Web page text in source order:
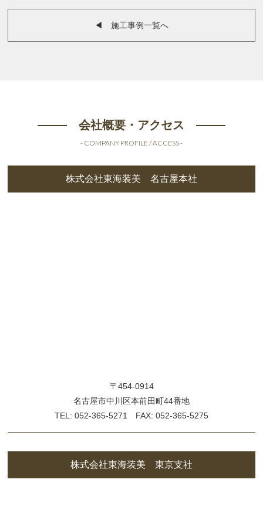
◀︎ 施工事例一覧へ
会社概要・アクセス
- COMPANY PROFILE / ACCESS -
株式会社東海装美 名古屋本社
〒454-0914
名古屋市中川区本前田町44番地
TEL: 052-365-5271 FAX: 052-365-5275
株式会社東海装美 東京支社